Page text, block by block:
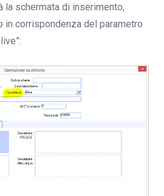
la schermata di inserimento,
in corrispondenza del parametro